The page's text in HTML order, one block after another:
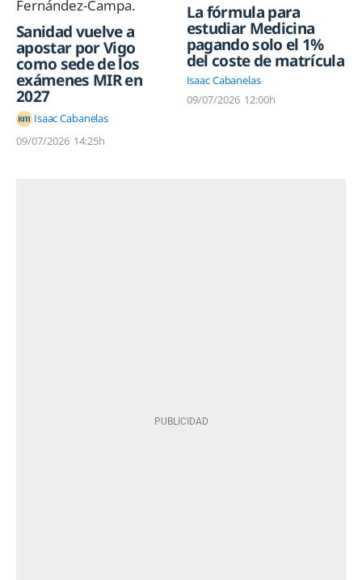
Sanidad vuelve a
apostar por Vigo
como sede de los
exámenes MIR en
2027
Isaac Cabanelas
09/07/2026 14:25h
La fórmula para
estudiar Medicina
pagando solo el 1%
del coste de matrícula
Isaac Cabanelas
09/07/2026 12:00h